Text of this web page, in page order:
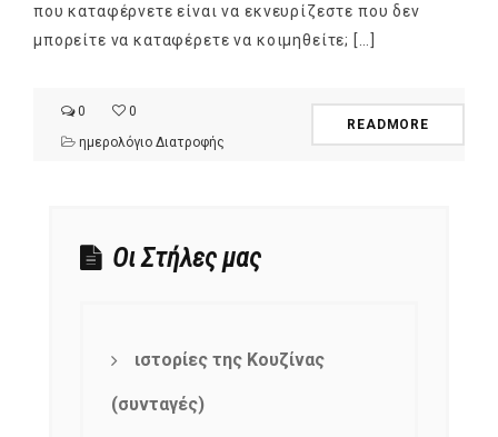
που καταφέρνετε είναι να εκνευρίζεστε που δεν
μπορείτε να καταφέρετε να κοιμηθείτε; […]
0
0
ημερολόγιο Διατροφής
READMORE
Οι Στήλες μας
ιστορίες της Κουζίνας
(συνταγές)